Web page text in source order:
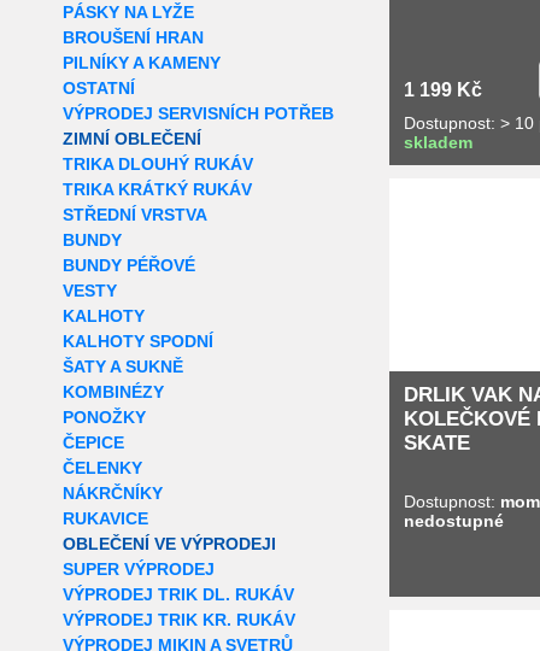
PÁSKY NA LYŽE
BROUŠENÍ HRAN
PILNÍKY A KAMENY
OSTATNÍ
VÝPRODEJ SERVISNÍCH POTŘEB
ZIMNÍ OBLEČENÍ
TRIKA DLOUHÝ RUKÁV
TRIKA KRÁTKÝ RUKÁV
STŘEDNÍ VRSTVA
BUNDY
BUNDY PÉŘOVÉ
VESTY
KALHOTY
KALHOTY SPODNÍ
ŠATY A SUKNĚ
KOMBINÉZY
PONOŽKY
ČEPICE
ČELENKY
NÁKRČNÍKY
RUKAVICE
OBLEČENÍ VE VÝPRODEJI
SUPER VÝPRODEJ
VÝPRODEJ TRIK DL. RUKÁV
VÝPRODEJ TRIK KR. RUKÁV
VÝPRODEJ MIKIN A SVETRŮ
1 199 Kč
Dostupnost: > 10
skladem
DRLIK VAK
KOLEČKOVÉ
SKATE
Dostupnost:
nedostupné